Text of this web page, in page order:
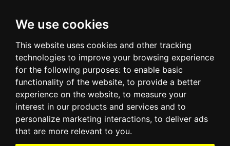
We use cookies
This website uses cookies and other tracking
technologies to improve your browsing experience
for the following purposes: to enable basic
functionality of the website, to provide a better
experience on the website, to measure your
interest in our products and services and to
personalize marketing interactions, to deliver ads
that are more relevant to you.